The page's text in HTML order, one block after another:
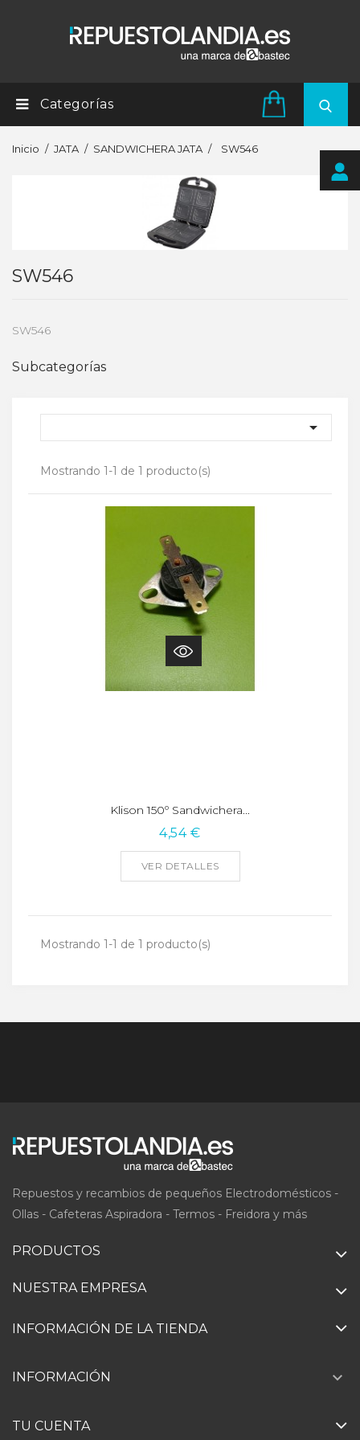
Categorías
Inicio JATA SANDWICHERA JATA SW546
SW546
SW546
Subcategorías

Mostrando 1-1 de 1 producto(s)
Klison 150º Sandwichera...
4,54 €
VER DETALLES
Mostrando 1-1 de 1 producto(s)
Repuestos y recambios de pequeños Electrodomésticos -
Ollas - Cafeteras Aspiradora - Termos - Freidora y más
PRODUCTOS
NUESTRA EMPRESA
INFORMACIÓN DE LA TIENDA
INFORMACIÓN 
TU CUENTA